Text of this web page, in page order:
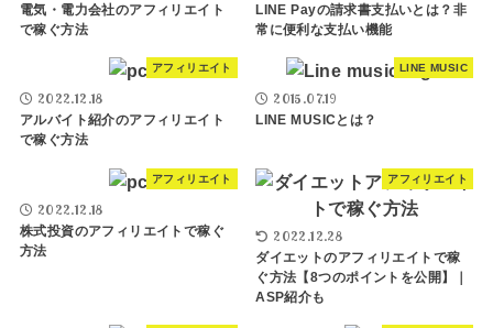
電気・電力会社のアフィリエイト
で稼ぐ方法
LINE Payの請求書支払いとは？非
常に便利な支払い機能
アフィリエイト
2022.12.18
アルバイト紹介のアフィリエイト
で稼ぐ方法
LINE MUSIC
2015.07.19
LINE MUSICとは？
アフィリエイト
2022.12.18
株式投資のアフィリエイトで稼ぐ
方法
アフィリエイト
2022.12.28
ダイエットのアフィリエイトで稼
ぐ方法【8つのポイントを公開】｜
ASP紹介も